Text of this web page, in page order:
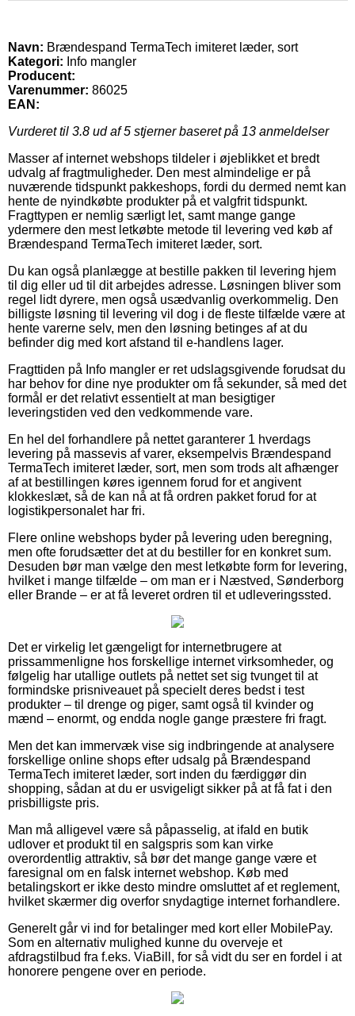
Navn: Brændespand TermaTech imiteret læder, sort
Kategori: Info mangler
Producent:
Varenummer: 86025
EAN:
Vurderet til 3.8 ud af 5 stjerner baseret på 13 anmeldelser
Masser af internet webshops tildeler i øjeblikket et bredt
udvalg af fragtmuligheder. Den mest almindelige er på
nuværende tidspunkt pakkeshops, fordi du dermed nemt kan
hente de nyindkøbte produkter på et valgfrit tidspunkt.
Fragttypen er nemlig særligt let, samt mange gange
ydermere den mest letkøbte metode til levering ved køb af
Brændespand TermaTech imiteret læder, sort.
Du kan også planlægge at bestille pakken til levering hjem
til dig eller ud til dit arbejdes adresse. Løsningen bliver som
regel lidt dyrere, men også usædvanlig overkommelig. Den
billigste løsning til levering vil dog i de fleste tilfælde være at
hente varerne selv, men den løsning betinges af at du
befinder dig med kort afstand til e-handlens lager.
Fragttiden på Info mangler er ret udslagsgivende forudsat du
har behov for dine nye produkter om få sekunder, så med det
formål er det relativt essentielt at man besigtiger
leveringstiden ved den vedkommende vare.
En hel del forhandlere på nettet garanterer 1 hverdags
levering på massevis af varer, eksempelvis Brændespand
TermaTech imiteret læder, sort, men som trods alt afhænger
af at bestillingen køres igennem forud for et angivent
klokkeslæt, så de kan nå at få ordren pakket forud for at
logistikpersonalet har fri.
Flere online webshops byder på levering uden beregning,
men ofte forudsætter det at du bestiller for en konkret sum.
Desuden bør man vælge den mest letkøbte form for levering,
hvilket i mange tilfælde – om man er i Næstved, Sønderborg
eller Brande – er at få leveret ordren til et udleveringssted.
Det er virkelig let gængeligt for internetbrugere at
prissammenligne hos forskellige internet virksomheder, og
følgelig har utallige outlets på nettet set sig tvunget til at
formindske prisniveauet på specielt deres bedst i test
produkter – til drenge og piger, samt også til kvinder og
mænd – enormt, og endda nogle gange præstere fri fragt.
Men det kan immervæk vise sig indbringende at analysere
forskellige online shops efter udsalg på Brændespand
TermaTech imiteret læder, sort inden du færdiggør din
shopping, sådan at du er usvigeligt sikker på at få fat i den
prisbilligste pris.
Man må alligevel være så påpasselig, at ifald en butik
udlover et produkt til en salgspris som kan virke
overordentlig attraktiv, så bør det mange gange være et
faresignal om en falsk internet webshop. Køb med
betalingskort er ikke desto mindre omsluttet af et reglement,
hvilket skærmer dig overfor snydagtige internet forhandlere.
Generelt går vi ind for betalinger med kort eller MobilePay.
Som en alternativ mulighed kunne du overveje et
afdragstilbud fra f.eks. ViaBill, for så vidt du ser en fordel i at
honorere pengene over en periode.